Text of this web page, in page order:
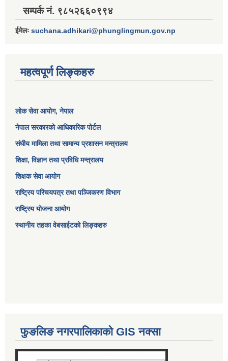
सम्पर्क नं. ९८५२६६०९९४
ईमेलः suchana.adhikari@phunglingmun.gov.np
महत्वपूर्ण लिङ्कहरु
लोक सेवा आयोग, नेपाल
नेपाल सरकारको आधिकारिक पोर्टल
संघीय मामिला तथा सामान्य प्रशासन मन्त्रालय
शिक्षा, विज्ञान तथा प्रविधि मन्त्रालय
शिक्षक सेवा आयोग
राष्ट्रिय परिचयपत्र तथा पञ्जिकरण विभाग
राष्ट्रिय योजना आयोग
स्थानीय तहका वेबसाईटको लिङ्कहरु
फुङलिङ नगरपालिकाको GIS नक्सा